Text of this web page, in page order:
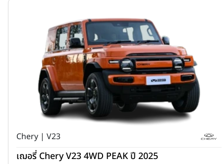
Chery | V23
เฌอรี่ Chery V23 4WD PEAK ปี 2025